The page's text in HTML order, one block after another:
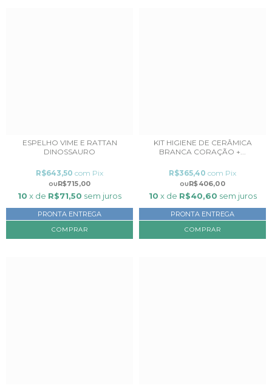
ESPELHO VIME E RATTAN
DINOSSAURO
R$715,00
R$643,50 com Pix
10 x de R$71,50 sem juros
PRONTA ENTREGA
KIT HIGIENE DE CERÂMICA
BRANCA CORAÇÃO +...
R$406,00
R$365,40 com Pix
10 x de R$40,60 sem juros
PRONTA ENTREGA